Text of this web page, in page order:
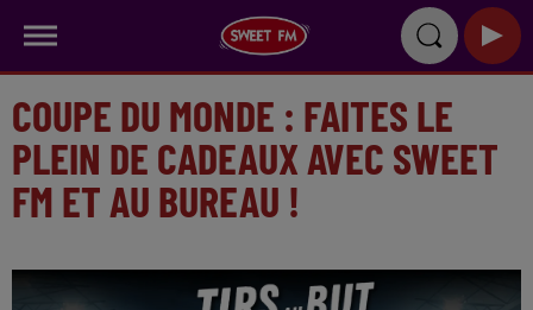
COUPE DU MONDE : FAITES LE
PLEIN DE CADEAUX AVEC SWEET
FM ET AU BUREAU !